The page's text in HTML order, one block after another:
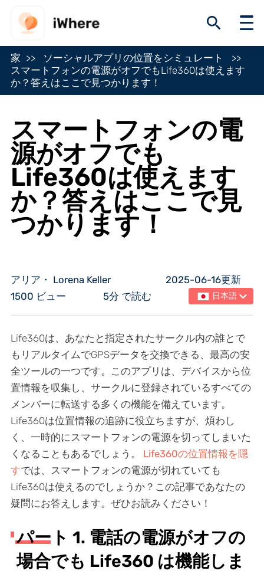
家
ソーシャルアプリの位置をシミュレート
スマートフォンの電源がオフでもLife360は使えます
か？答えはここで見つかります！
スマートフォンの電
源がオフでも
Life360は使えます
か？答えはここで見
つかります！
アリア・ Lorena Keller
2025-06-16更新
1500 ビュー
5分 で読む 日本語
Life360は、あなたと指定されたサークル内の誰とで
もリアルタイムでGPSデータを交換できる、最高の安
全ツールの一つです。このアプリは、デバイスから位
置情報を収集し、サークルに登録されているすべての
メンバーに転送する多くの機能を備えています。
Life360は位置情報の追跡に役立ちますが、煩わし
く、一時的にスマートフォンの電源を切ってしまいた
くなることもあるでしょう。 Life360の位置情報を隠
すでは、スマートフォンの電源が切れていても
Life360は使えるのでしょうか？この記事であなたの
疑問にお答えします。ぜひお読みください！
パート 1. 電話の電源がオフの
場合でも Life360 は機能しま